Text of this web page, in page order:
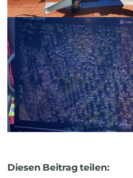
Diesen Beitrag teilen: